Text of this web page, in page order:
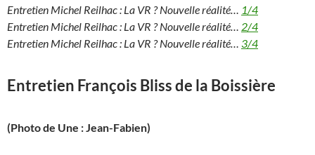
Entretien Michel Reilhac : La VR ? Nouvelle réalité… 1/4
Entretien Michel Reilhac : La VR ? Nouvelle réalité… 2/4
Entretien Michel Reilhac : La VR ? Nouvelle réalité… 3/4
Entretien François Bliss de la Boissière
(Photo de Une : Jean-Fabien)